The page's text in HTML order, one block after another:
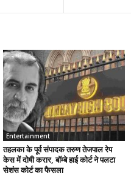
Entertainment
तहलका के पूर्व संपादक तरुण तेजपाल रेप
केस में दोषी करार, बॉम्बे हाई कोर्ट ने पलटा
सेशंस कोर्ट का फैसला